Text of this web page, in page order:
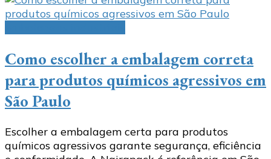
Como escolher a embalagem correta
para produtos químicos agressivos em
São Paulo
Escolher a embalagem certa para produtos
químicos agressivos garante segurança, eficiência